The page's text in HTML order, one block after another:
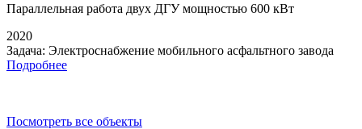
Параллельная работа двух ДГУ мощностью 600 кВт
2020
Задача: Электроснабжение мобильного асфальтного завода
Подробнее
Посмотреть все объекты